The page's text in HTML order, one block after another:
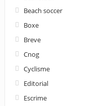
Beach soccer
Boxe
Breve
Cnog
Cyclisme
Editorial
Escrime